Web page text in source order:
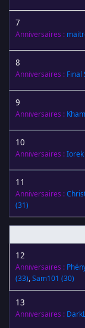
7
Anniversaires :
8
Anniversaires : Final
9
Anniversaires : Kham
10
Anniversaires :Iorek
11
Anniversaires :
(31)
12
Anniversaires :
(33),Sam101 (30)
13
Anniversaires :